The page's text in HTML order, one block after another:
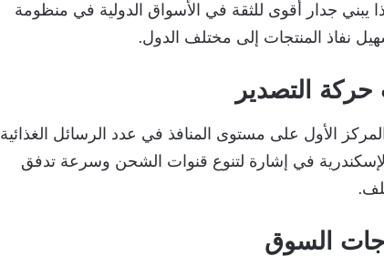
يبني جدار أقوى للثقة في الأسواق الدولية في منظومة
نفاذ المنتجات إلى مختلف الدول.
التصدير
الأول على مستوى المنافذ في عدد الرسائل الغذائية
الإسكندرية في إشارة لتنوع قنوات الشحن وسرعة تدفق
السوق